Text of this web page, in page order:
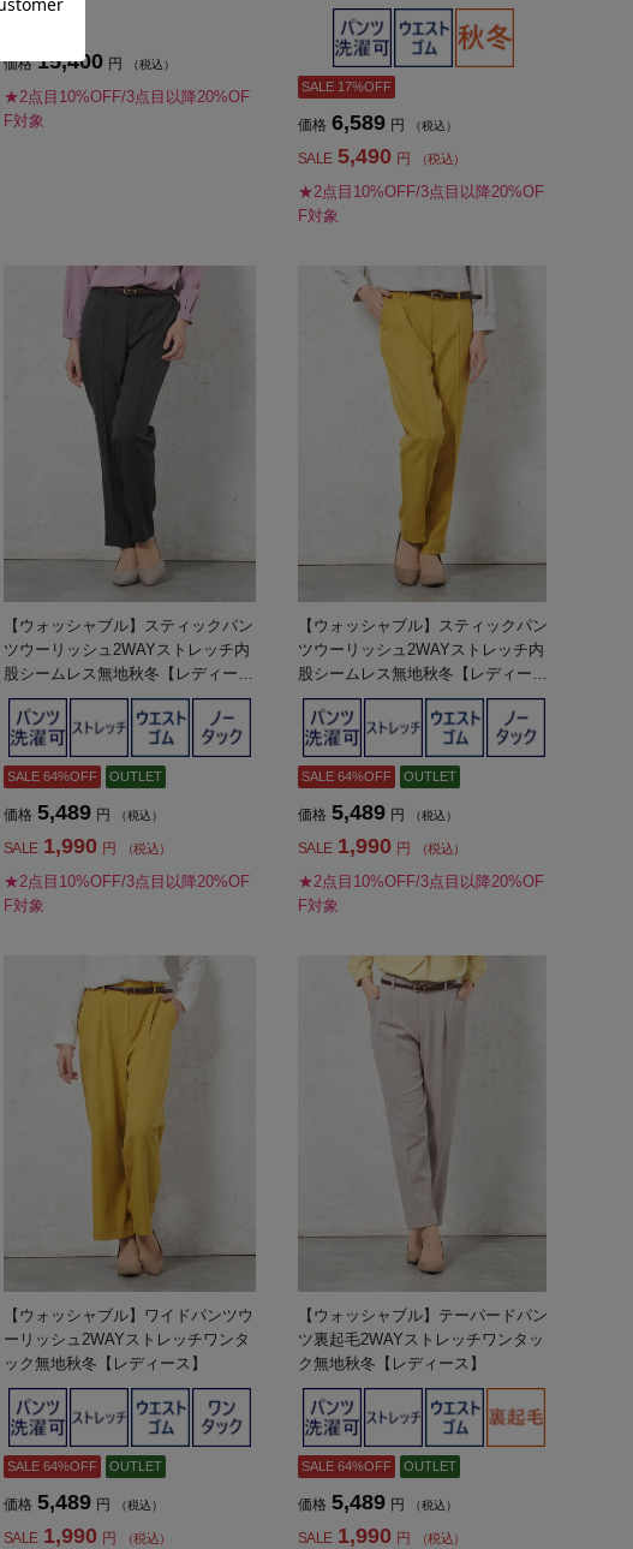
価格 15,400 円 （税込）
★2点目10%OFF/3点目以降20%OF
F対象
SALE 17%OFF
価格 6,589 円 （税込）
SALE 5,490 円 （税込）
★2点目10%OFF/3点目以降20%OF
F対象
【ウォッシャブル】スティックパン
ツウーリッシュ2WAYストレッチ内
股シームレス無地秋冬【レディー
ス】
SALE 64%OFF OUTLET
価格 5,489 円 （税込）
SALE 1,990 円 （税込）
★2点目10%OFF/3点目以降20%OF
F対象
【ウォッシャブル】スティックパン
ツウーリッシュ2WAYストレッチ内
股シームレス無地秋冬【レディー
ス】
SALE 64%OFF OUTLET
価格 5,489 円 （税込）
SALE 1,990 円 （税込）
★2点目10%OFF/3点目以降20%OF
F対象
【ウォッシャブル】ワイドパンツウ
ーリッシュ2WAYストレッチワンタ
ック無地秋冬【レディース】
SALE 64%OFF OUTLET
価格 5,489 円 （税込）
SALE 1,990 円 （税込）
【ウォッシャブル】テーパードパン
ツ裏起毛2WAYストレッチワンタッ
ク無地秋冬【レディース】
SALE 64%OFF OUTLET
価格 5,489 円 （税込）
SALE 1,990 円 （税込）